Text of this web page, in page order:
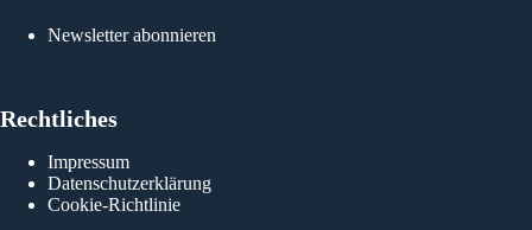
Newsletter abonnieren
Rechtliches
Impressum
Datenschutzerklärung
Cookie-Richtlinie